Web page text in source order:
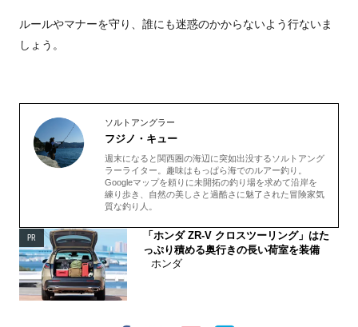
ルールやマナーを守り、誰にも迷惑のかからないよう行ないま
しょう。
ソルトアングラー
フジノ・キュー
週末になると関西圏の海辺に突如出没するソルトアング
ラーライター。趣味はもっぱら海でのルアー釣り。
Googleマップを頼りに未開拓の釣り場を求めて沿岸を
練り歩き、自然の美しさと過酷さに魅了された冒険家気
質な釣り人。
PR
「ホンダ ZR-V クロスツーリング」はた
っぷり積める奥行きの長い荷室を装備
ホンダ